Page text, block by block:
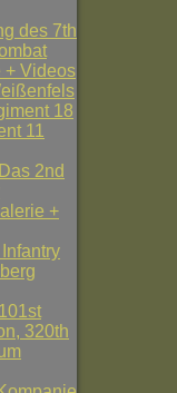
des 7th
+ Videos
18
11
2nd
+
320th